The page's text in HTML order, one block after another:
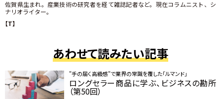
佐賀県生まれ。産業技術の研究者を経て雑誌記者など。現在コラムニスト、シ
ナリオライター。
【T】
あわせて読みたい記事
"手の届く高級感"で業界の常識を覆した「ルマンド」
ロングセラー商品に学ぶ、ビジネスの勘所
（第50回）